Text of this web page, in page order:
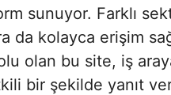
sunuyor. Farklı
da kolayca erişim
olan bu site, iş
bir şekilde yanıt